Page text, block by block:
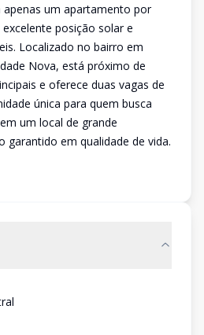
um apartamento por
posição solar e
Localizado no bairro em
Nova, está próximo de
e oferece duas vagas de
única para quem busca
um local de grande
garantido em qualidade de vida.